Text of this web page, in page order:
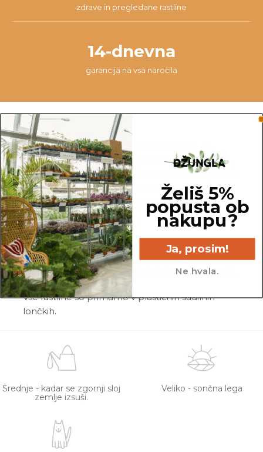
zdrave in pregledane rastline
14-dnevna
garancija na vsa naročila
OPOMBA
Fotografije prikazujejo primer rastline in ne
dejanske rastline, ki jo naročite. Ker je vsaka
rastlina unikatna, so možne manjše variacije. Med
prikazano in kupljeno rastlino so lahko manjše
razlike v velikosti, variegaciji, številu listov, vej,
cvetov, itd …
Pred pošiljanjem vse rastline skrbno
pregledamo in zagotovimo, da gredo na pot
zdrave in čim bolj podobne izdelku na fotografiji.
Vse rastline so primarno v plastičnih sadilnih
lončkih.
Srednje - kadar se zgornji sloj
zemlje izsuši.
Veliko - sončna lega
Želiš 5%
popusta ob
nakupu?
Ja, prosim!
Ne hvala.